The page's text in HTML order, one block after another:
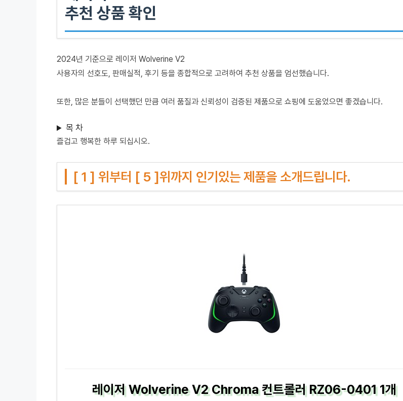
추천 상품 확인
2024년 기준으로 레이저 Wolverine V2
사용자의 선호도, 판매실적, 후기 등을 종합적으로 고려하여 추천 상품을 엄선했습니다.
또한, 많은 분들이 선택했던 만큼 여러 품질과 신뢰성이 검증된 제품으로 쇼핑에 도움었으면 좋겠습니다.
목 차
즐겁고 행복한 하루 되십시오.
[ 1 ] 위부터 [ 5 ]위까지 인기있는 제품을 소개드립니다.
레이저 Wolverine V2 Chroma 컨트롤러 RZ06-0401 1개